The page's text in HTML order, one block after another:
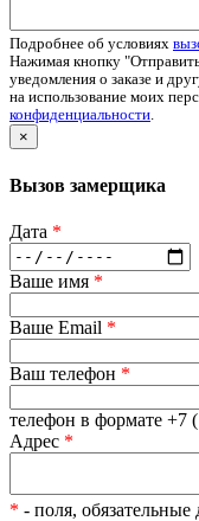
Подробнее об условиях
Нажимая кнопку
уведомления о заказе и
на использование моих
конфиденциальности.
×
Вызов замерщика
Дата *
Ваше имя *
Ваше Email *
Ваш телефон *
телефон в формате +7
Адрес *
* - поля, обязательные